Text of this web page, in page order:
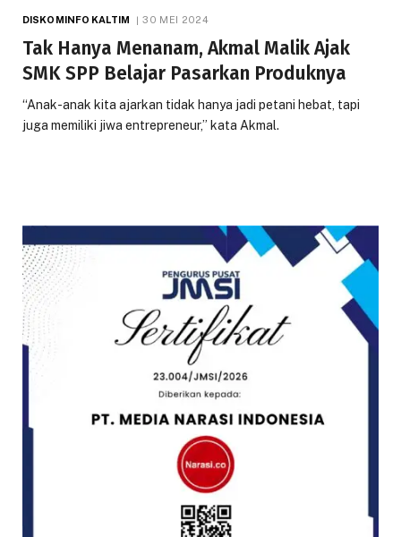
DISKOMINFO KALTIM 30 MEI 2024
Tak Hanya Menanam, Akmal Malik Ajak
SMK SPP Belajar Pasarkan Produknya
“Anak-anak kita ajarkan tidak hanya jadi petani hebat, tapi
juga memiliki jiwa entrepreneur,” kata Akmal.